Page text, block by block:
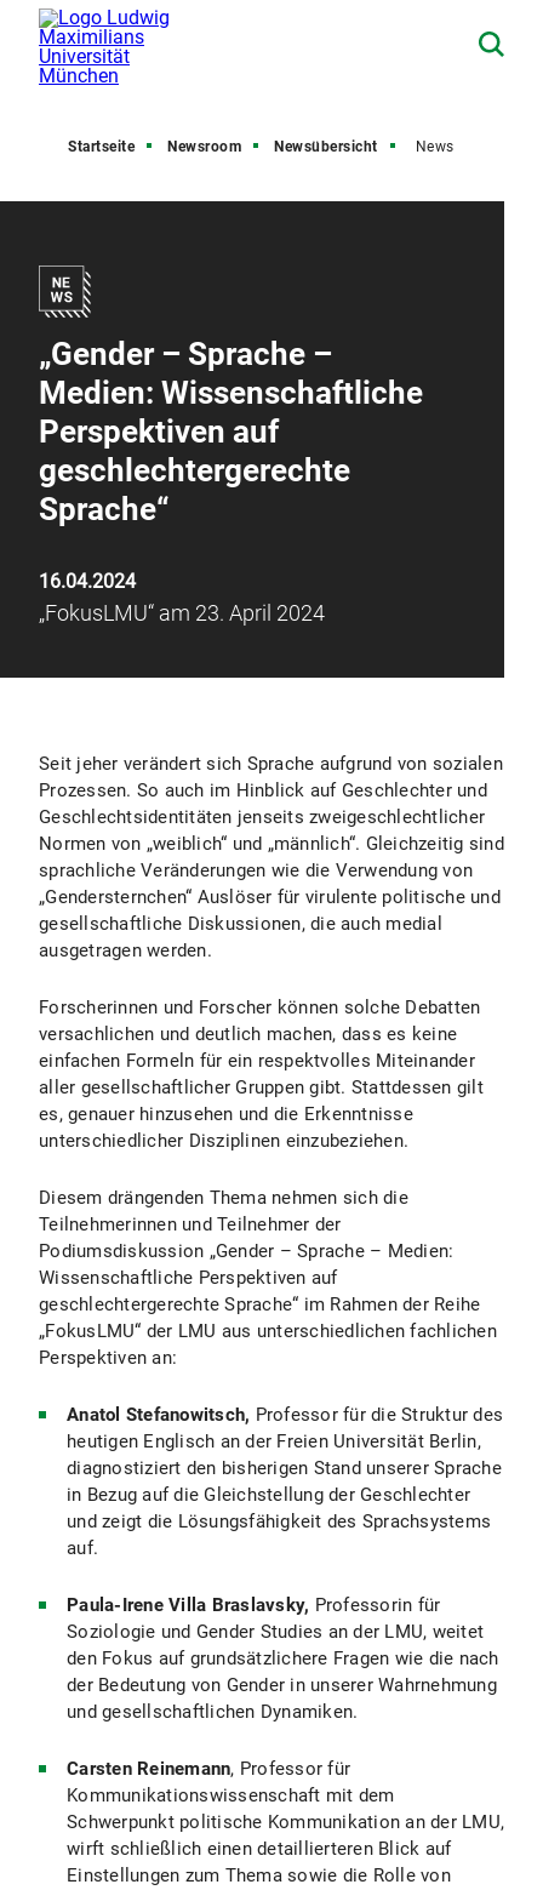
Startseite Newsroom Newsübersicht News
„Gender – Sprache –
Medien: Wissenschaftliche
Perspektiven auf
geschlechtergerechte
Sprache“
16.04.2024
„FokusLMU“ am 23. April 2024
Seit jeher verändert sich Sprache aufgrund von sozialen
Prozessen. So auch im Hinblick auf Geschlechter und
Geschlechtsidentitäten jenseits zweigeschlechtlicher
Normen von „weiblich“ und „männlich“. Gleichzeitig sind
sprachliche Veränderungen wie die Verwendung von
„Gendersternchen“ Auslöser für virulente politische und
gesellschaftliche Diskussionen, die auch medial
ausgetragen werden.
Forscherinnen und Forscher können solche Debatten
versachlichen und deutlich machen, dass es keine
einfachen Formeln für ein respektvolles Miteinander
aller gesellschaftlicher Gruppen gibt. Stattdessen gilt
es, genauer hinzusehen und die Erkenntnisse
unterschiedlicher Disziplinen einzubeziehen.
Diesem drängenden Thema nehmen sich die
Teilnehmerinnen und Teilnehmer der
Podiumsdiskussion „Gender – Sprache – Medien:
Wissenschaftliche Perspektiven auf
geschlechtergerechte Sprache“ im Rahmen der Reihe
„FokusLMU“ der LMU aus unterschiedlichen fachlichen
Perspektiven an:
Anatol Stefanowitsch, Professor für die Struktur des
heutigen Englisch an der Freien Universität Berlin,
diagnostiziert den bisherigen Stand unserer Sprache
in Bezug auf die Gleichstellung der Geschlechter
und zeigt die Lösungsfähigkeit des Sprachsystems
auf.
Paula-Irene Villa Braslavsky, Professorin für
Soziologie und Gender Studies an der LMU, weitet
den Fokus auf grundsätzlichere Fragen wie die nach
der Bedeutung von Gender in unserer Wahrnehmung
und gesellschaftlichen Dynamiken.
Carsten Reinemann, Professor für
Kommunikationswissenschaft mit dem
Schwerpunkt politische Kommunikation an der LMU,
wirft schließlich einen detaillierteren Blick auf
Einstellungen zum Thema sowie die Rolle von